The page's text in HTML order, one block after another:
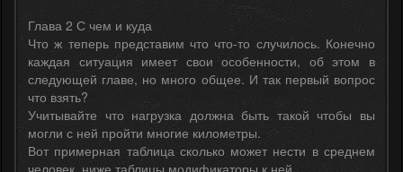
Глава 2 С чем и куда
Что ж теперь представим что что-то случилось. Конечно
каждая ситуация имеет свои особенности, об этом в
следующей главе, но много общее. И так первый вопрос
что взять?
Учитывайте что нагрузка должна быть такой чтобы вы
могли с ней пройти многие километры.
Вот примерная таблица сколько может нести в среднем